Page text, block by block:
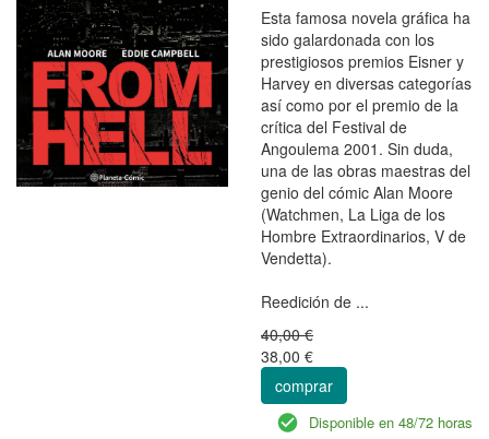
Esta famosa novela gráfica ha
sido galardonada con los
prestigiosos premios Eisner y
Harvey en diversas categorías
así como por el premio de la
crítica del Festival de
Angoulema 2001. Sin duda,
una de las obras maestras del
genio del cómic Alan Moore
(Watchmen, La Liga de los
Hombre Extraordinarios, V de
Vendetta).
Reedición de ...
40,00 €
38,00 €
comprar
Disponible en 48/72 horas